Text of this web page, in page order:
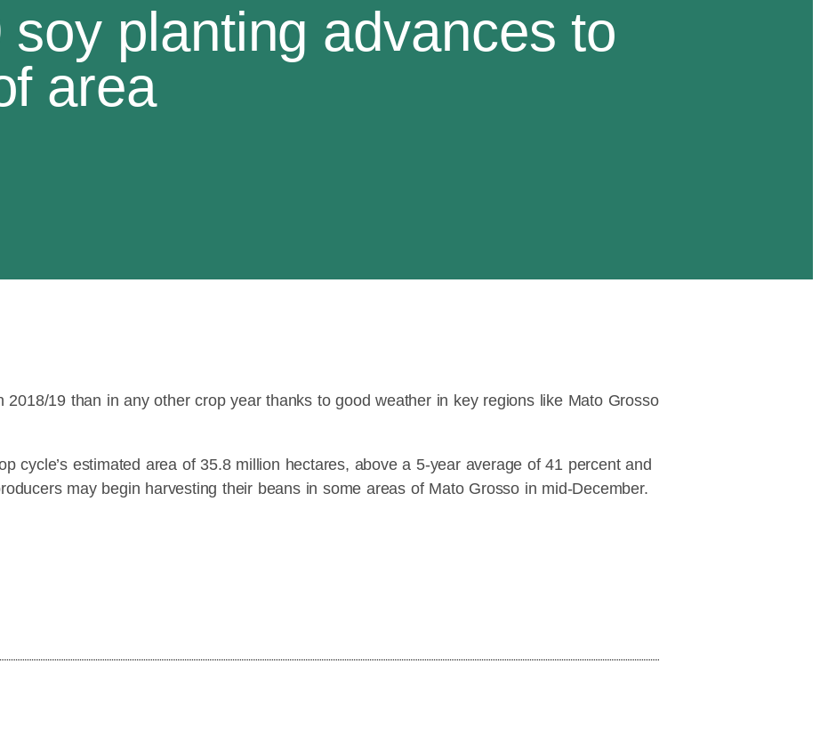
planting advances to
area
19 than in any other crop year thanks to good weather in key regions like Mato Grosso
cycle’s estimated area of 35.8 million hectares, above a 5-year average of 41 percent and
may begin harvesting their beans in some areas of Mato Grosso in mid-December.